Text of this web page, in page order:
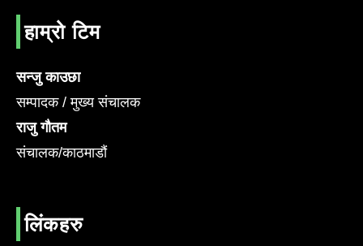
हाम्रो टिम
सन्जु काउछा
सम्पादक / मुख्य संचालक
राजु गौतम
संचालक/काठमाडौं
लिंकहरु